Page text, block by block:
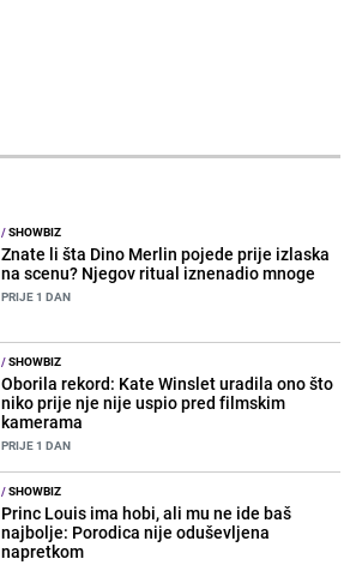
/SHOWBIZ
Znate li šta Dino Merlin pojede prije izlaska
na scenu? Njegov ritual iznenadio mnoge
PRIJE 1 DAN
/SHOWBIZ
Oborila rekord: Kate Winslet uradila ono što
niko prije nje nije uspio pred filmskim
kamerama
PRIJE 1 DAN
/SHOWBIZ
Princ Louis ima hobi, ali mu ne ide baš
najbolje: Porodica nije oduševljena
napretkom